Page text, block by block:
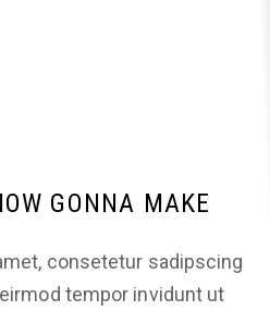
GONNA MAKE
consetetur sadipscing
tempor invidunt ut